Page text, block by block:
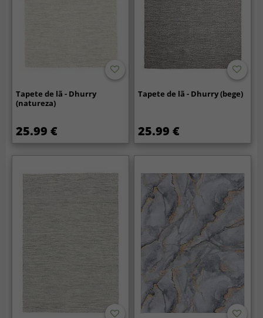
Tapete de lã - Dhurry
(natureza)
25.99 €
Tapete de lã - Dhurry (bege)
25.99 €